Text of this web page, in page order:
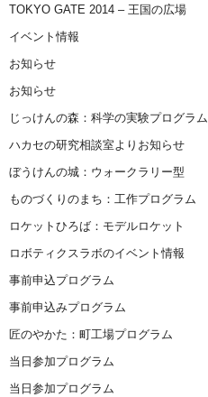
TOKYO GATE 2014 – 王国の広場
イベント情報
お知らせ
お知らせ
じっけんの森：科学の実験プログラム
ハカセの研究相談室よりお知らせ
ぼうけんの城：ウォークラリー型
ものづくりのまち：工作プログラム
ロケットひろば：モデルロケット
ロボティクスラボのイベント情報
事前申込プログラム
事前申込みプログラム
匠のやかた：町工場プログラム
当日参加プログラム
当日参加プログラム